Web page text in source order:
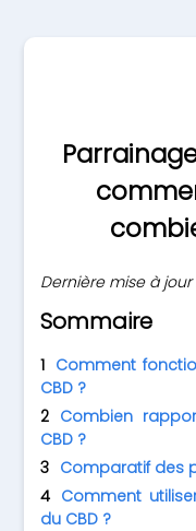
Dernière mise à jour
Sommaire
Comment
CBD ?
Combien
CBD ?
Comparatif des
Comment
du CBD ?